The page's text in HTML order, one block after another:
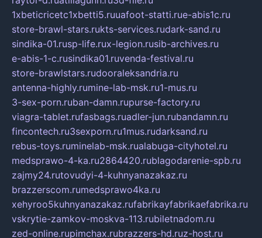
1xbeticricetc1xbetti5.ruuafoot-statti.rue-abis1c.ru
store-brawl-stars.rukts-services.rudark-sand.ru
sindika-01.rusp-life.rux-legion.rusib-archives.ru
e-abis-1-c.rusindika01.ruvenda-festival.ru
store-brawlstars.rudooraleksandria.ru
antenna-highly.rumine-lab-msk.ru1-mus.ru
3-sex-porn.ruban-damn.rupurse-factory.ru
viagra-tablet.rufasbags.ruadler-jun.rubandamn.ru
fincontech.ru3sexporn.ru1mus.rudarksand.ru
rebus-toys.ruminelab-msk.rualabuga-cityhotel.ru
medsprawo-4-ka.ru2864420.rublagodarenie-spb.ru
zajmy24.rutovudyi-4-kuhnyanazakaz.ru
brazzerscom.rumedsprawo4ka.ru
xehyroo5kuhnyanazakaz.rufabrikayfabrikaefabrika.ru
vskrytie-zamkov-moskva-113.rubiletnadom.ru
zed-online.rupimchax.rubrazzers-hd.ruz-host.ru